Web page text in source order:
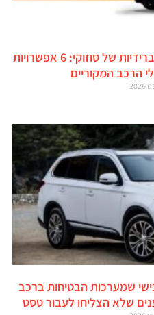
הוצג הסדר פשרה בפרשת ההיברידיות של סוזוקי: 6 אפשרויות
הרכב המקוריים
שמערכות הבטיחות ברכב
שלא הצליחו לעבור טסט